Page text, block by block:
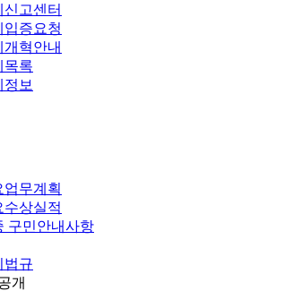
신고센터
입증요청
개혁안내
목록
정보
업무계획
수상실적
구민안내사항
법규
개